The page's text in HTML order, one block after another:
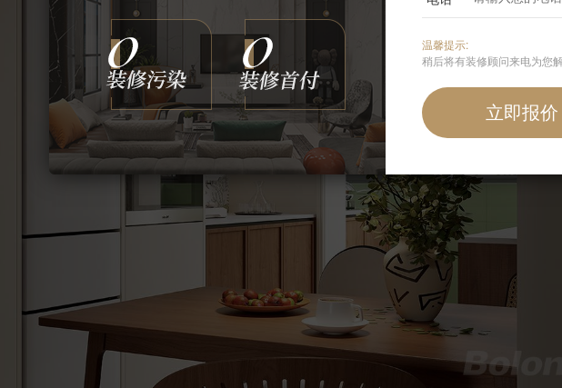
温馨提示:
稍后将有装修顾问来电为您